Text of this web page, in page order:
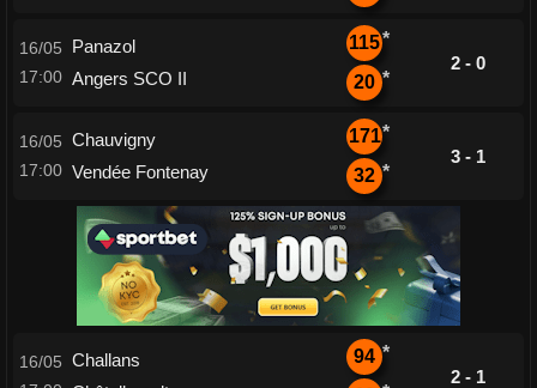
16/05
17:00
Panazol
Angers SCO II
115*
20 *
2 - 0
16/05
17:00
Chauvigny
Vendée Fontenay
171*
32 *
3 - 1
16/05 Challans
94 *
2 - 1